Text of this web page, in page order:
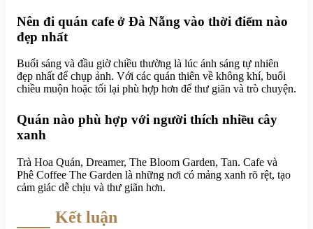
Nên đi quán cafe ở Đà Nẵng vào thời điểm nào
đẹp nhất
Buổi sáng và đầu giờ chiều thường là lúc ánh sáng tự nhiên
đẹp nhất để chụp ảnh. Với các quán thiên về không khí, buổi
chiều muộn hoặc tối lại phù hợp hơn để thư giãn và trò chuyện.
Quán nào phù hợp với người thích nhiều cây
xanh
Trà Hoa Quán, Dreamer, The Bloom Garden, Tan. Cafe và
Phê Coffee The Garden là những nơi có mảng xanh rõ rệt, tạo
cảm giác dễ chịu và thư giãn hơn.
Kết luận